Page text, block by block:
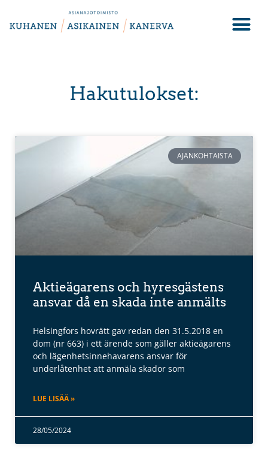
Hakutulokset:
AJANKOHTAISTA
Aktieägarens och hyresgästens
ansvar då en skada inte anmälts
Helsingfors hovrätt gav redan den 31.5.2018 en
dom (nr 663) i ett ärende som gäller aktieägarens
och lägenhetsinnehavarens ansvar för
underlåtenhet att anmäla skador som
LUE LISÄÄ »
28/05/2024